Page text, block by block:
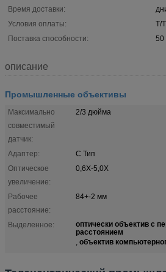
Время доставки:
Условия оплаты:
T/T
Поставка способности:
50
описание
Промышленные объективы
Максимально
совместимый
датчик:
2/3 дюйма
Адаптер:
C Тип
Оптическое
увеличение:
0,6X-5,0X
Рабочее
расстояние:
84+-2 мм
Выделенное: оптически объектив с
расстоянием
, объектив